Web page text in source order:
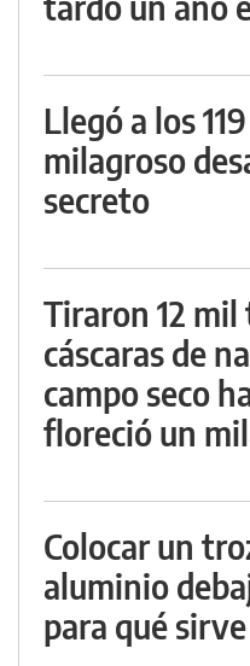
Llegó a los
milagroso
secreto
Tiraron 12
cáscaras de
campo seco
floreció un
Colocar un
aluminio
para qué